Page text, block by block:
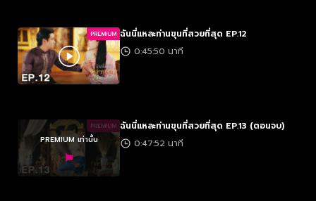
PREMIUM ฉันนี่แหละท่านขุนที่สวยที่สุด EP.12
0:45:50 นาที
PREMIUM
PREMIUM เท่านั้น
ฉันนี่แหละท่านขุนที่สวยที่สุด EP.13 (ตอนจบ)
0:47:52 นาที